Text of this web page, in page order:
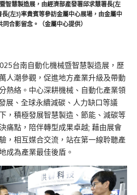
智慧製造展，由經濟部產發署邱求慧署長(左
(左3)率貴賓等參訪金屬中心展場，由金屬中
合影留念。（金屬中心提供）
台南自動化機械暨智慧製造展，歷
人潮參觀，促進地方產業升級及帶動
熱絡。中心深耕機械、自動化產業領
展、全球永續減碳、人力缺口等議
，積極發展智慧製造、節能、減碳等
痛點，陪伴轉型成果卓越; 藉由展會
，相互媒合交流，站在第一線聆聽產
成為產業最佳後盾。